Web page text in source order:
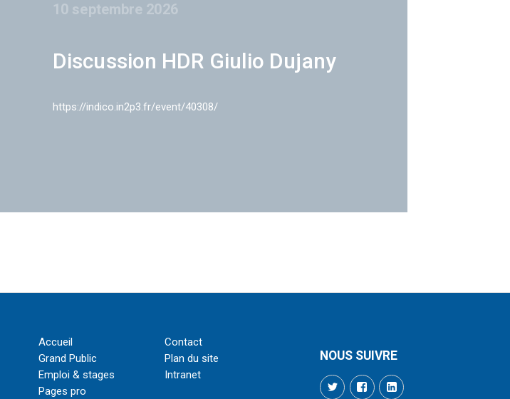
10 septembre 2026
Discussion HDR Giulio Dujany
https://indico.in2p3.fr/event/40308/
Accueil
Grand Public
Emploi & stages
Pages pro
Contact
Plan du site
Intranet
NOUS SUIVRE
TwitterFacebookLinkedIn